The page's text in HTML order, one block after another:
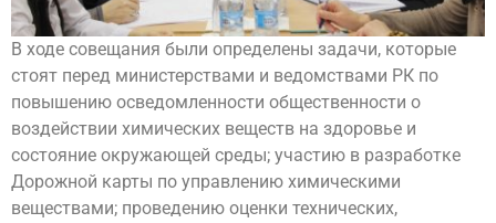
В ходе совещания были определены задачи, которые
стоят перед министерствами и ведомствами РК по
повышению осведомленности общественности о
воздействии химических веществ на здоровье и
состояние окружающей среды; участию в разработке
Дорожной карты по управлению химическими
веществами; проведению оценки технических,